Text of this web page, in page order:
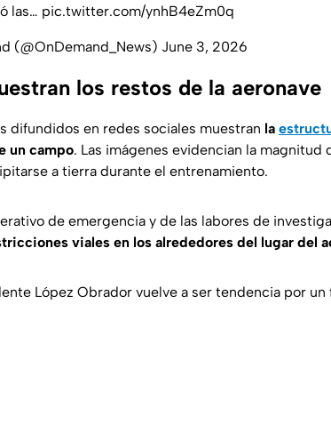
las… pic.twitter.com/ynhB4eZm0q
(@OnDemand_News) June 3, 2026
los restos de la aeronave
difundidos en redes sociales muestran la
un campo. Las imágenes evidencian la
a tierra durante el entrenamiento.
de emergencia y de las labores de
viales en los alrededores del lugar del
López Obrador vuelve a ser tendencia por